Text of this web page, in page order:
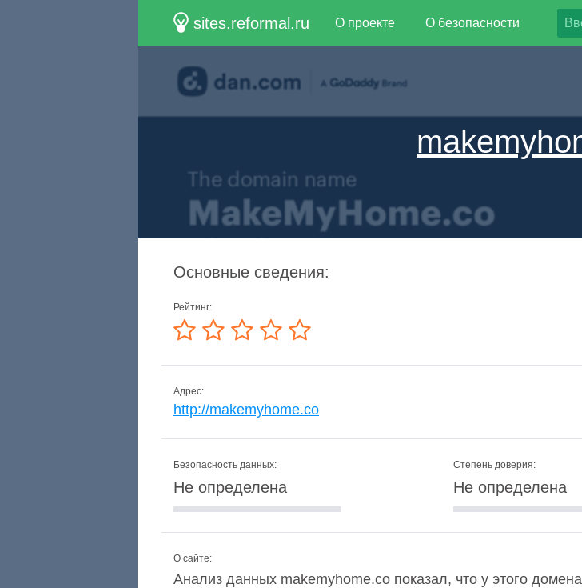
sites.reformal.ru О проекте О безопасности
Основные сведения:
Рейтинг:
Адрес:
http://makemyhome.co
Безопасность данных:
Не определена
Степень доверия:
Не определена
О сайте:
Анализ данных makemyhome.co показал, что у этого